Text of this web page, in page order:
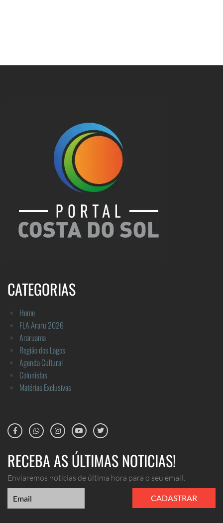
CATEGORIAS
Home
FLA Araru 2026
Araruama
Região dos Lagos
Agenda Cultural
Colunistas
Matérias Exclusivas
RECEBA AS ÚLTIMAS NOTICIAS!
Enviaremos noticias de última hora para o seu email.
CADASTRAR